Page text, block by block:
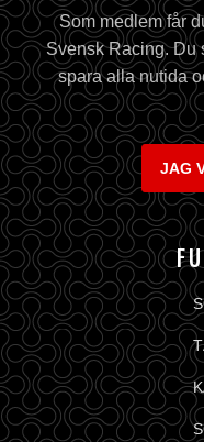
Som medlem får
Svensk Racing. Du
spara alla nutida
JAG